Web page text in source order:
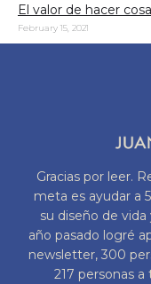
El valor de hacer
February 15, 2021
Gracias por leer.
meta es ayudar a
su diseño de
año pasado logré
newsletter, 300
217 personas